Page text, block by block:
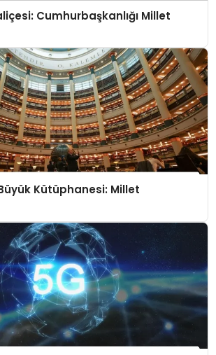
Cumhurbaşkanlığı Millet
Kütüphanesi: Millet